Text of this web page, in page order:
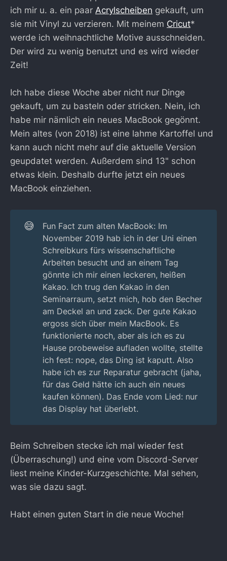
ich mir u. a. ein paar Acrylscheiben gekauft, um
sie mit Vinyl zu verzieren. Mit meinem Cricut*
werde ich weihnachtliche Motive ausschneiden.
Der wird zu wenig benutzt und es wird wieder
Zeit!
Ich habe diese Woche aber nicht nur Dinge
gekauft, um zu basteln oder stricken. Nein, ich
habe mir nämlich ein neues MacBook gegönnt.
Mein altes (von 2018) ist eine lahme Kartoffel und
kann auch nicht mehr auf die aktuelle Version
geupdatet werden. Außerdem sind 13" schon
etwas klein. Deshalb durfte jetzt ein neues
MacBook einziehen.
😅
Fun Fact zum alten MacBook: Im
November 2019 hab ich in der Uni einen
Schreibkurs fürs wissenschaftliche
Arbeiten besucht und an einem Tag
gönnte ich mir einen leckeren, heißen
Kakao. Ich trug den Kakao in den
Seminarraum, setzt mich, hob den Becher
am Deckel an und zack. Der gute Kakao
ergoss sich über mein MacBook. Es
funktionierte noch, aber als ich es zu
Hause probeweise aufladen wollte, stellte
ich fest: nope, das Ding ist kaputt. Also
habe ich es zur Reparatur gebracht (jaha,
für das Geld hätte ich auch ein neues
kaufen können). Das Ende vom Lied: nur
das Display hat überlebt.
Beim Schreiben stecke ich mal wieder fest
(Überraschung!) und eine vom Discord-Server
liest meine Kinder-Kurzgeschichte. Mal sehen,
was sie dazu sagt.
Habt einen guten Start in die neue Woche!